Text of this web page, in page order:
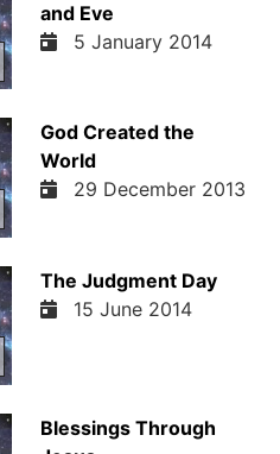
and Eve
5 January 2014
God Created the
World
29 December 2013
The Judgment Day
15 June 2014
Blessings Through